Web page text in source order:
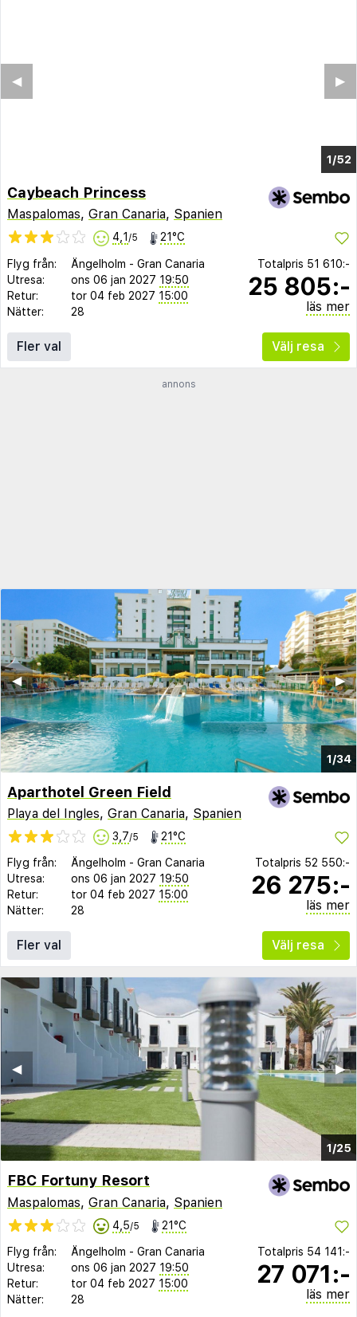
1/48
▶︎
◀︎
Caybeach Princess
Maspalomas, Gran Canaria, Spanien
4,1 /5 21°C
Flyg från: Ängelholm - Gran Canaria
Utresa:
ons 06 jan 2027 19:50
Retur:
tor 04 feb 2027 15:00
Nätter:
28
Totalpris 51 610:-
25 805:-
läs mer
Fler val Välj resa
annons
1/34
▶︎
◀︎
Aparthotel Green Field
Playa del Ingles, Gran Canaria, Spanien
3,7/5 21°C
Flyg från: Ängelholm - Gran Canaria
Utresa:
ons 06 jan 2027 19:50
Retur:
tor 04 feb 2027 15:00
Nätter:
28
Totalpris 52 550:-
26 275:-
läs mer
Fler val Välj resa
1/25
▶︎
◀︎
FBC Fortuny Resort
Maspalomas, Gran Canaria, Spanien
4,5/5 21°C
Flyg från: Ängelholm - Gran Canaria
Utresa:
ons 06 jan 2027 19:50
Retur:
tor 04 feb 2027 15:00
Nätter:
28
Totalpris 54 141:-
27 071:-
läs mer